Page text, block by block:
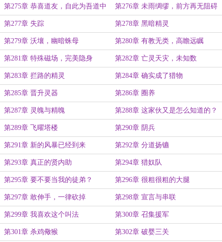
第275章 恭喜道友，自此为吾道中
人
第276章 未雨绸缪，前方再无阻碍
第277章 失踪 第278章 黑暗精灵
第279章 沃壤，幽暗蛛母 第280章 有教无类，高瞻远瞩
第281章 特殊磁场，完美隐身 第282章 亡灵天灾，未知数
第283章 拦路的精灵 第284章 确实成了猎物
第285章 晋升灵器 第286章 圈养
第287章 灵魄与精魄 第288章 这家伙又是怎么知道的？
第289章 飞曜塔楼 第290章 阴兵
第291章 新的风暴已经到来 第292章 分道扬镳
第293章 真正的贤内助 第294章 猎奴队
第295章 要不要当我的徒弟？ 第296章 很粗很粗的大腿
第297章 敢伸手，一律砍掉 第298章 宣言与串联
第299章 我喜欢这个叫法 第300章 召集援军
第301章 杀鸡儆猴 第302章 破婴三关